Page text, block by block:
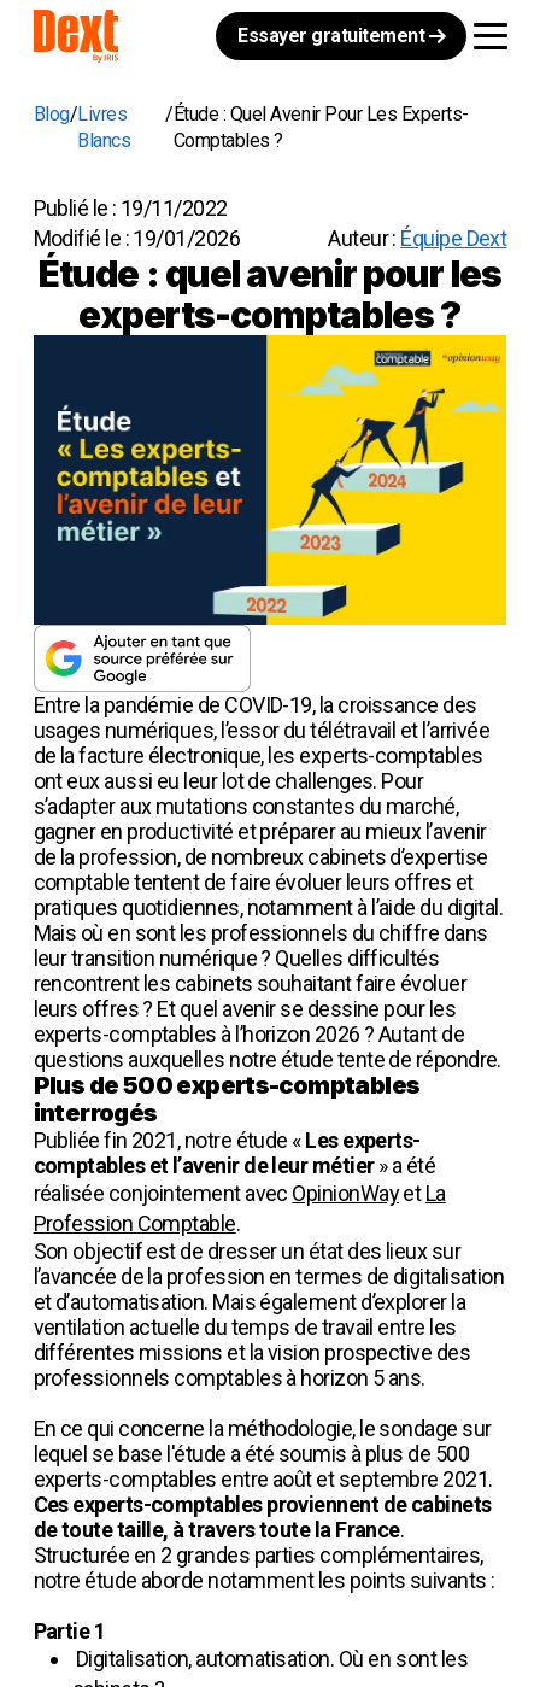
Essayer gratuitement
Blog Livres
Blancs
Étude : Quel Avenir Pour Les Experts-
Comptables ?
Publié le : 19/11/2022
Modifié le :19/01/2026 Auteur : Équipe Dext
Étude : quel avenir pour les
experts-comptables ?
Entre la pandémie de COVID-19, la croissance des
usages numériques, l’essor du télétravail et l’arrivée
de la facture électronique, les experts-comptables
ont eux aussi eu leur lot de challenges. Pour
s’adapter aux mutations constantes du marché,
gagner en productivité et préparer au mieux l’avenir
de la profession, de nombreux cabinets d’expertise
comptable tentent de faire évoluer leurs offres et
pratiques quotidiennes, notamment à l’aide du digital.
Mais où en sont les professionnels du chiffre dans
leur transition numérique ? Quelles difficultés
rencontrent les cabinets souhaitant faire évoluer
leurs offres ? Et quel avenir se dessine pour les
experts-comptables à l’horizon 2026 ? Autant de
questions auxquelles notre étude tente de répondre.
Plus de 500 experts-comptables
interrogés
Publiée fin 2021, notre étude «Les experts-
comptables et l’avenir de leur métier» a été
réalisée conjointement avec OpinionWayetLa
Profession Comptable.
Son objectif est de dresser un état des lieux sur
l’avancée de la profession en termes de digitalisation
et d’automatisation. Mais également d’explorer la
ventilation actuelle du temps de travail entre les
différentes missions et la vision prospective des
professionnels comptables à horizon 5 ans.
En ce qui concerne la méthodologie, le sondage sur
lequel se base l'étude a été soumis à plus de 500
experts-comptables entre août et septembre 2021.
Ces experts-comptables proviennent de cabinets
de toute taille, à travers toute la France.
Structurée en 2 grandes parties complémentaires,
notre étude aborde notamment les points suivants :
Partie 1
Digitalisation, automatisation. Où en sont les